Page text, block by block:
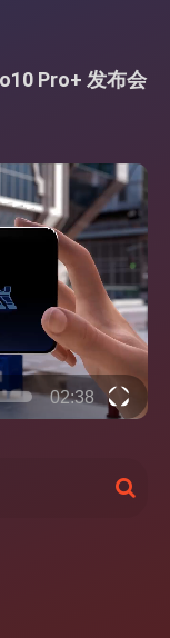
Pro+ 发布会
02:38
搜
索